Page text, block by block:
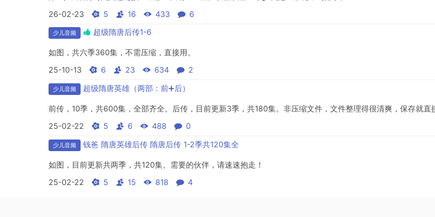
26-02-23
5 16 433 6
少儿音频 超级隋唐后传1-6
如图，共六季360集，不需压缩，直接用。
25-10-13
6 23 634 2
少儿音频 超级隋唐英雄（两部：前➕后）
前传，10季，共600集，全部齐全。后传，目前更新3季，共180集。非压缩文件，文件整理得很清爽，保存就直
25-02-22
5 6 488 0
少儿音频 钱爸 隋唐英雄后传 隋唐后传 1-2季共120集全
如图，目前更新共两季，共120集。需要的伙伴，请速速抱走！
25-02-22
5 15 818 4